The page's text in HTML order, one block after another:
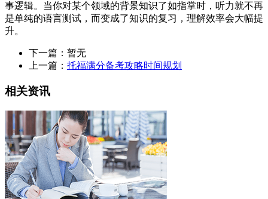
事逻辑。当你对某个领域的背景知识了如指掌时，听力就不再
是单纯的语言测试，而变成了知识的复习，理解效率会大幅提
升。
下一篇：暂无
上一篇： 托福满分备考攻略时间规划
相关资讯